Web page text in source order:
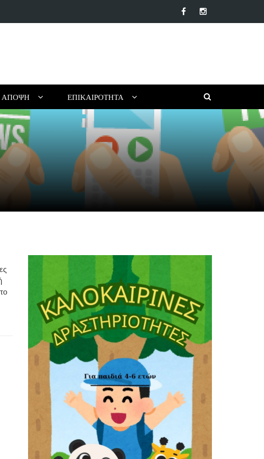
Τα 5 κορυφαία αντηλιακά προσώπου της αγοράς: Ποιο να επιλέξεις για το…
ΆΠΟΨΗ ΕΠΙΚΑΙΡΌΤΗΤΑ